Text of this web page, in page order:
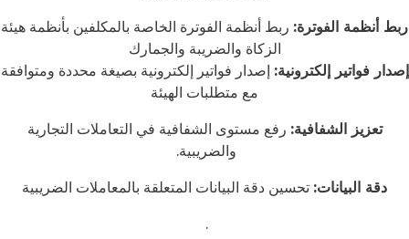
ربط أنظمة الفوترة: ربط أنظمة الفوترة الخاصة بالمكلفين بأنظمة هيئة
الزكاة والضريبة والجمارك
إصدار فواتير إلكترونية: إصدار فواتير إلكترونية بصيغة محددة ومتوافقة
مع متطلبات الهيئة
تعزيز الشفافية: رفع مستوى الشفافية في التعاملات التجارية
والضريبية.
دقة البيانات: تحسين دقة البيانات المتعلقة بالمعاملات الضريبية
.